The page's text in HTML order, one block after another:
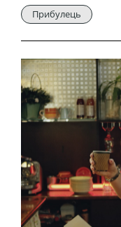
Прибулець